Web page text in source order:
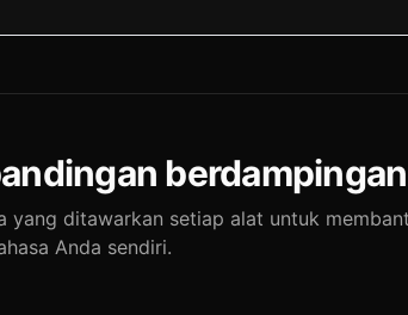
berdampingan
yang ditawarkan setiap alat untuk
Anda sendiri.